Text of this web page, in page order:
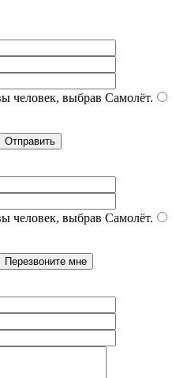
человек, выбрав Самолёт.
человек, выбрав Самолёт.